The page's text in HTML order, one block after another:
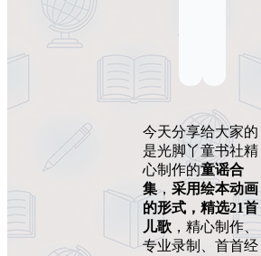
今天分享给大家的
是光脚丫童书社精
心制作的童谣合
集， 采用绘本动画
的形式，精选21首
儿歌 ，精心制作、
专业录制、首首经